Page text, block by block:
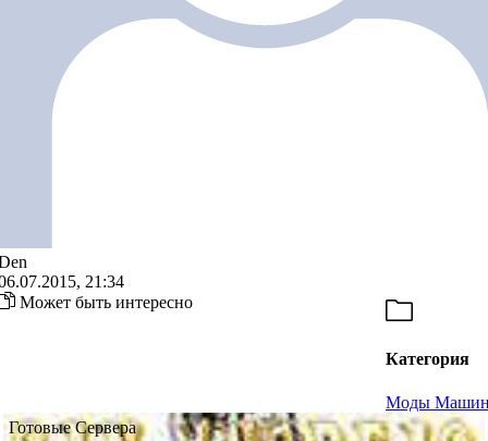
21:34
Категория
Моды
Может быть интересно
Готовые Сервера